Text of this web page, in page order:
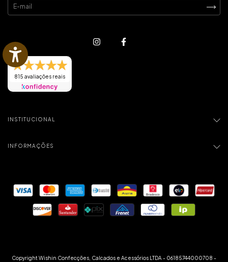
815 avaliações reais
INSTITUCIONAL
INFORMAÇÕES
Copyright Wishin Confecções, Calcados e Acessórios LTDA - 06185744000708 -